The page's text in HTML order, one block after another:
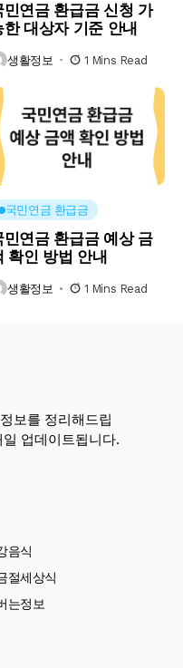
민연금 환급금 신청 가
한 대상자 기준 안내
생활정보 1 Mins Read
국민연금 환급금
민연금 환급금 예상 금
확인 방법 안내
생활정보 1 Mins Read
보를 정리해드립
업데이트됩니다.
음식
절세상식
는정보